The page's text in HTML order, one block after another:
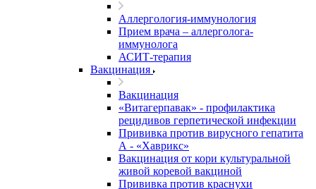
Аллергология-иммунология
Прием врача – аллерголога-
иммунолога
АСИТ-терапия
Вакцинация
Вакцинация
«Витагерпавак» - профилактика
рецидивов герпетической инфекции
Прививка против вирусного гепатита
А - «Хаврикс»
Вакцинация от кори культуральной
живой коревой вакциной
Прививка против краснухи